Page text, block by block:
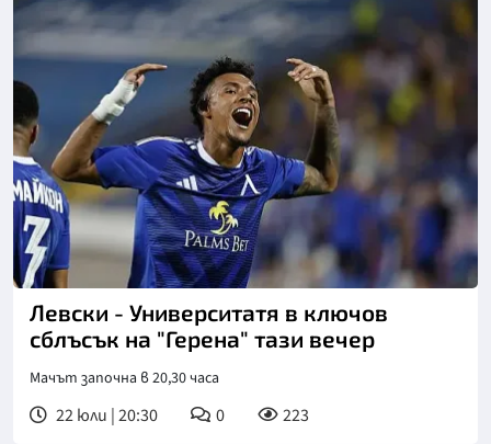
Снимка: БГНЕС
Левски - Университатя в ключов
сблъсък на "Герена" тази вечер
Мачът започна в 20,30 часа
22 юли | 20:30 0 223